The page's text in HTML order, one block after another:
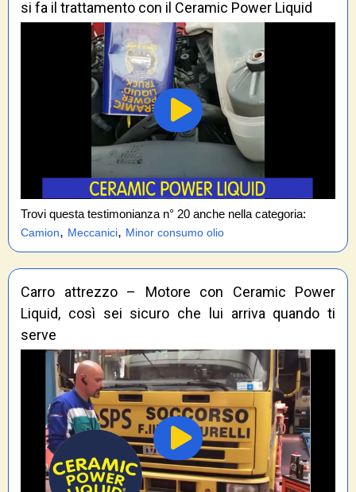
si fa il trattamento con il Ceramic Power Liquid
Trovi questa testimonianza n° 20 anche nella categoria:
Camion, Meccanici, Minor consumo olio
Carro attrezzo – Motore con Ceramic Power
Liquid, così sei sicuro che lui arriva quando ti
serve